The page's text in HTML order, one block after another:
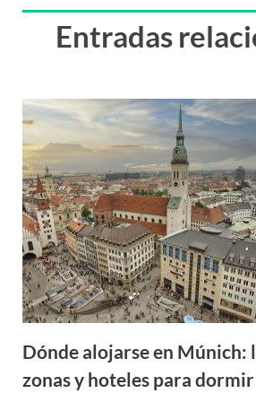
Entradas
Dónde alojarse en Múnich:
zonas y hoteles para dormir